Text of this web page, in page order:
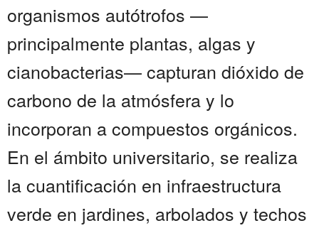
organismos autótrofos —
principalmente plantas, algas y
cianobacterias— capturan dióxido de
carbono de la atmósfera y lo
incorporan a compuestos orgánicos.
En el ámbito universitario, se realiza
la cuantificación en infraestructura
verde en jardines, arbolados y techos